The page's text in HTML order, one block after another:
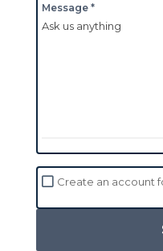
Message *
Create an account